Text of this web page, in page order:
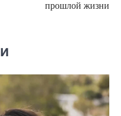
прошлой жизни